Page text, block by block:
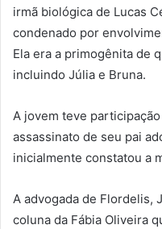
irmã biológica de Lucas
condenado por
Ela era a primogênita de
incluindo Júlia e Bruna.
A jovem teve
assassinato de seu pai
inicialmente constatou a
A advogada de Flordelis,
coluna da Fábia Oliveira